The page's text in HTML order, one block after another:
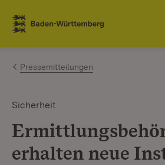
Zum Inhalt springen
Link zur Startseite
Pressemitteilungen
Sicherheit
erhalten neue